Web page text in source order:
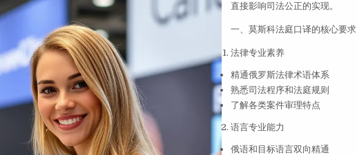
直接影响司法公正的实现。
一、莫斯科法庭口译的核心要求
法律专业素养
精通俄罗斯法律术语体系
熟悉司法程序和法庭规则
了解各类案件审理特点
语言专业能力
俄语和目标语言双向精通